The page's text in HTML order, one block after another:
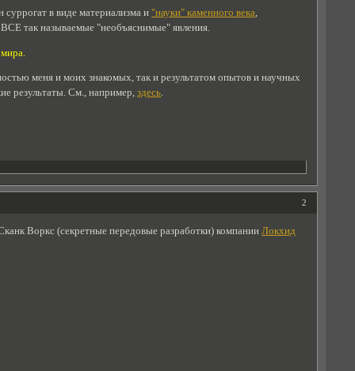
в виде материализма и "науки" каменного века
так называемые "необъяснимые" явления.
меня и моих знакомых, так и результатом опытов и научных
результаты. См., например,здесь.
2
Воркс (секретные передовые разработки) компанииЛокхид